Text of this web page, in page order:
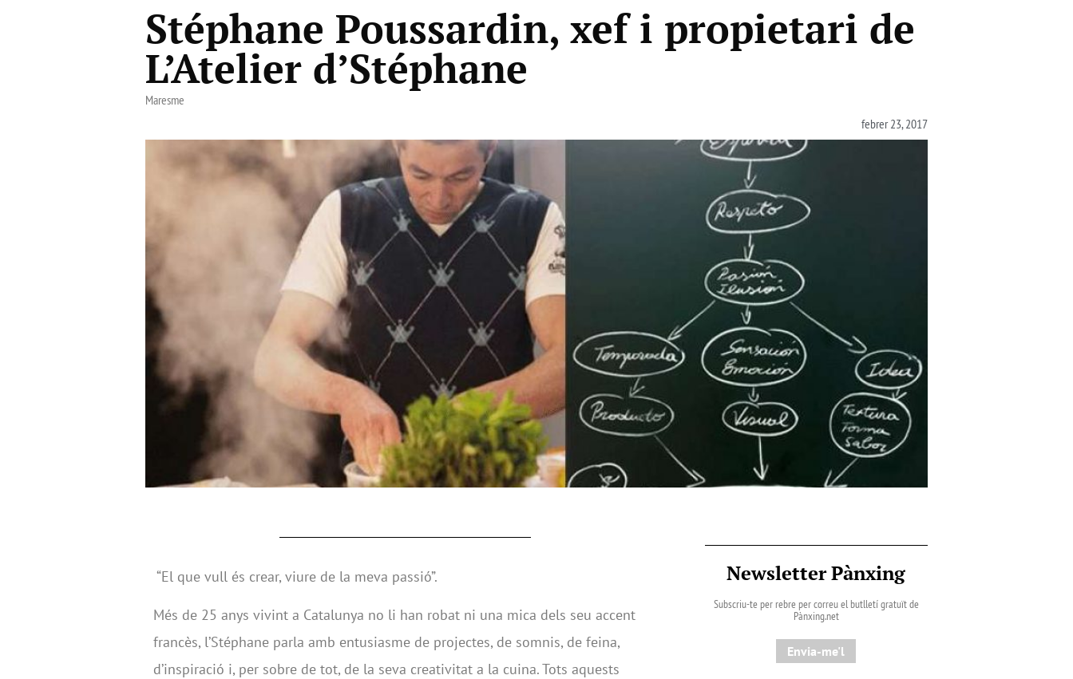
Stéphane Poussardin, xef i propietari de
L’Atelier d’Stéphane
Maresme
febrer 23, 2017
“El que vull és crear, viure de la meva passió”.
Més de 25 anys vivint a Catalunya no li han robat ni una mica dels seu accent
francès, l’Stéphane parla amb entusiasme de projectes, de somnis, de feina,
d’inspiració i, per sobre de tot, de la seva creativitat a la cuina. Tots aquests
Newsletter Pànxing
Subscriu-te per rebre per correu el butlletí gratuït de
Pànxing.net​
Envia-me'l